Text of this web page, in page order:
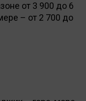
от 3 900 до 6
– от 2 700 до